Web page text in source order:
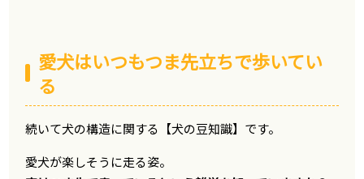
愛犬はいつもつま先立ちで歩いてい
る
続いて犬の構造に関する【犬の豆知識】です。
愛犬が楽しそうに走る姿。